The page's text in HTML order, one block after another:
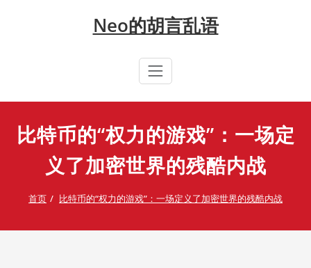
Neo的胡言乱语
比特币的“权力的游戏”：一场定
义了加密世界的残酷内战
首页 比特币的“权力的游戏”：一场定义了加密世界的残酷内战